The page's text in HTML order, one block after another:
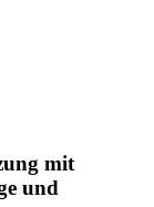
mit
und